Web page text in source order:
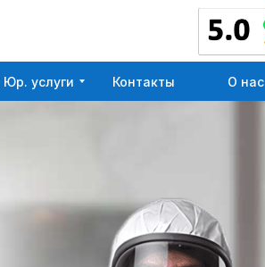
Юр. услуги Контакты О нас
О нас